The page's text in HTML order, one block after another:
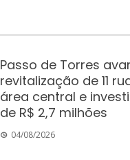
Passo de Torres
revitalização de 11
área central e
de R$ 2,7 milhões
04/08/2026